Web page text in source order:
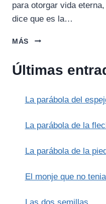
para otorgar vida
dice que es la…
MÁS
EL
Últimas
La parábola del
La parábola de la
La parábola de la
El monje que no
Las dos semillas